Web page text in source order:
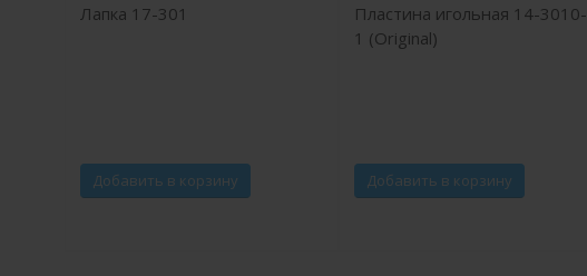
Лапка 17-301
Добавить в корзину
Пластина игольная 14-3010-
1 (Original)
Добавить в корзину